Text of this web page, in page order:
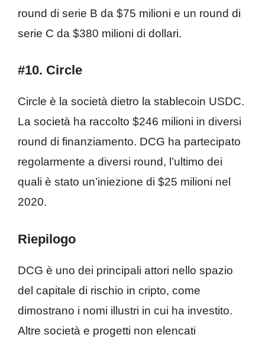
round di serie B da $75 milioni e un round di
serie C da $380 milioni di dollari.
#10. Circle
Circle è la società dietro la stablecoin USDC.
La società ha raccolto $246 milioni in diversi
round di finanziamento. DCG ha partecipato
regolarmente a diversi round, l’ultimo dei
quali è stato un’iniezione di $25 milioni nel
2020.
Riepilogo
DCG è uno dei principali attori nello spazio
del capitale di rischio in cripto, come
dimostrano i nomi illustri in cui ha investito.
Altre società e progetti non elencati